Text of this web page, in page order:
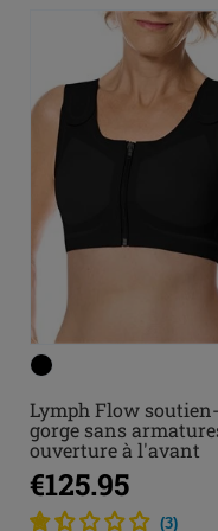
Lymph Flow soutien-
gorge sans
ouverture à l'avant
€125.95
(3)